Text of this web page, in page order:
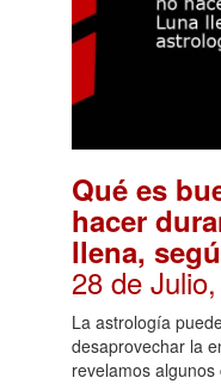
Qué es
hacer
llena,
28 de
La astrología
desaprovechar la
revelamos